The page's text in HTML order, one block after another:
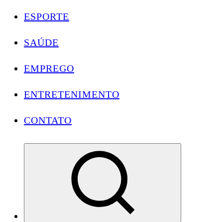
ESPORTE
SAÚDE
EMPREGO
ENTRETENIMENTO
CONTATO